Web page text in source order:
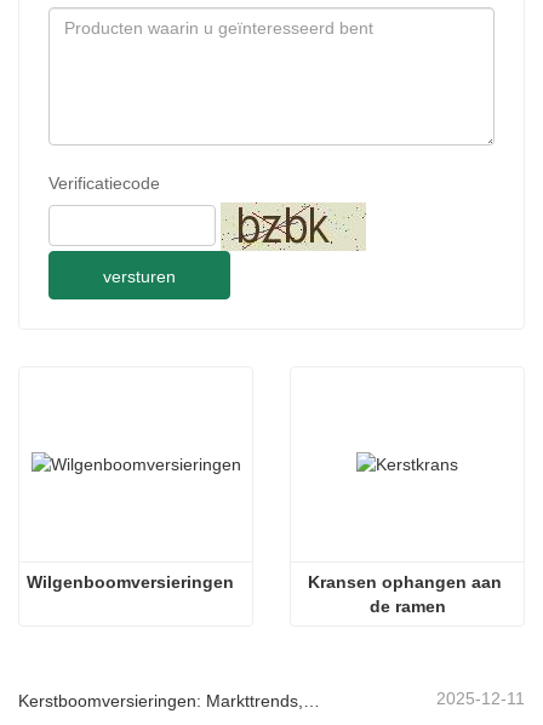
Verificatiecode
versturen
Wilgenboomversieringen
Kransen ophangen aan
de ramen
2025-12-11